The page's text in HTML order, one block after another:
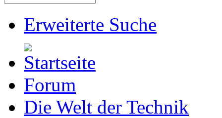
Erweiterte Suche
Forum
Die Welt der Technik